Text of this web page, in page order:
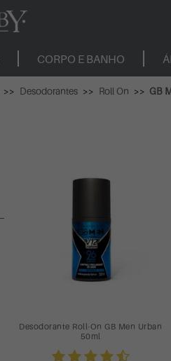
CORPO E BANHO
Desodorantes Roll On GB
Desodorante Roll-On GB Men Urban
50ml